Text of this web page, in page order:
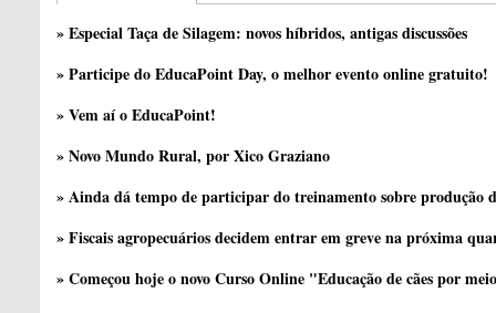
» Especial Taça de Silagem: novos híbridos, antigas discussões
» Participe do EducaPoint Day, o melhor evento online gratuito!
» Vem aí o EducaPoint!
» Novo Mundo Rural, por Xico Graziano
» Ainda dá tempo de participar do treinamento sobre produção
» Fiscais agropecuários decidem entrar em greve na próxima
» Começou hoje o novo Curso Online "Educação de cães por